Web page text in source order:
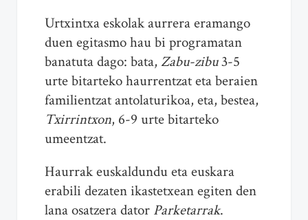
Urtxintxa eskolak aurrera eramango
duen egitasmo hau bi programatan
banatuta dago: bata, Zabu-zibu3-5
urte bitarteko haurrentzat eta beraien
familientzat antolaturikoa, eta, bestea,
Txirrintxon, 6-9 urte bitarteko
umeentzat.
Haurrak euskaldundu eta euskara
erabili dezaten ikastetxean egiten den
lana osatzera dator Parketarrak.